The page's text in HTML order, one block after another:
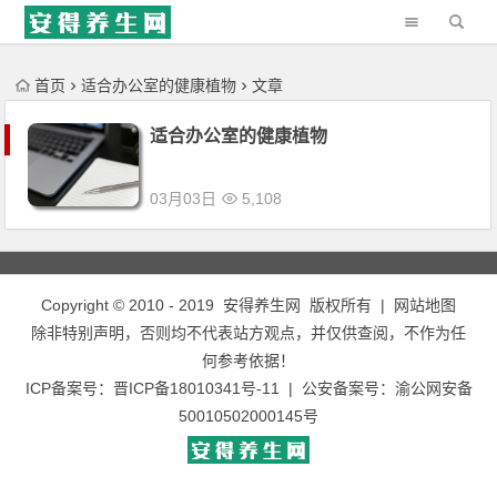
'); })();
首页 适合办公室的健康植物 文章
适合办公室的健康植物
03月03日 5,108
Copyright © 2010 - 2019 安得养生网 版权所有 |
网站地图
除非特别声明，否则均不代表站方观点，并仅供查阅，不作为任
何参考依据！
ICP备案号： 晋ICP备18010341号-11 | 公安备案号： 渝公网安备
50010502000145号